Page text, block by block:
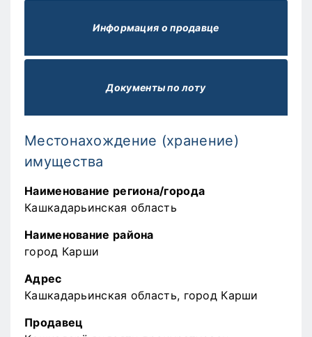
Информация о продавце
Документы по лоту
Местонахождение (хранение)
имущества
Наименование региона/города
Кашкадарьинская область
Наименование района
город Карши
Адрес
Кашкадарьинская область, город Карши
Продавец